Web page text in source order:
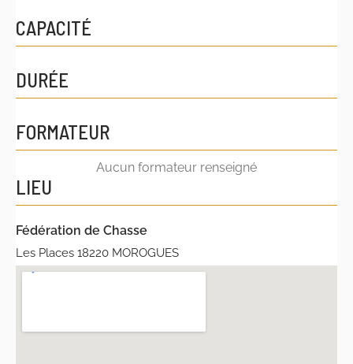
CAPACITÉ
DURÉE
FORMATEUR
Aucun formateur renseigné
LIEU
Fédération de Chasse
Les Places 18220 MOROGUES